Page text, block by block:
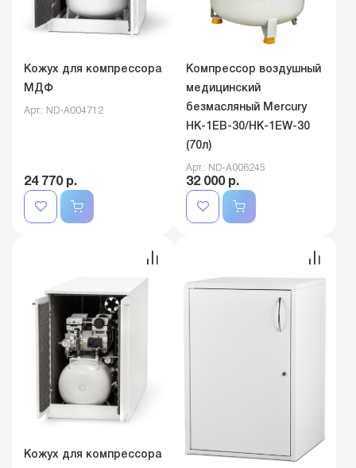
Кожух для компрессора
МДФ
Арт.: ND-A004712
24 770 р.
Компрессор воздушный
медицинский
безмасляный Mercury
HK-1EВ-30/HK-1EW-30
(70л)
Арт.: ND-A006245
32 000 р.
Кожух для компрессора